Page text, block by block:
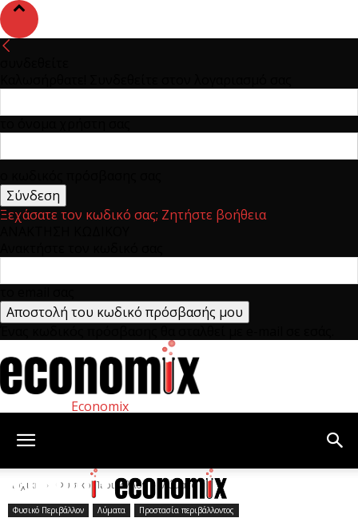
Ξεχάσατε τον κωδικό σας; Ζητήστε βοήθεια
Economix
Αρχική Φυσικό Περιβάλλον Λύματα
Φυσικό Περιβάλλον Λύματα Προστασία περιβάλλοντος